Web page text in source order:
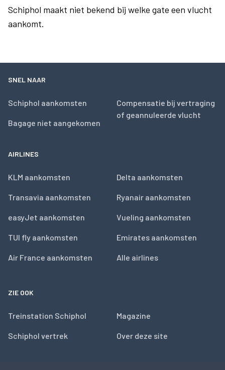
Schiphol maakt niet bekend bij welke gate een vlucht
aankomt.
SNEL NAAR
Schiphol aankomsten
Bagage niet aangekomen
Compensatie bij vertraging
of geannuleerde vlucht
AIRLINES
KLM aankomsten
Transavia aankomsten
easyJet aankomsten
TUI fly aankomsten
Air France aankomsten
Delta aankomsten
Ryanair aankomsten
Vueling aankomsten
Emirates aankomsten
Alle airlines
ZIE OOK
Treinstation Schiphol
Schiphol vertrek
Magazine
Over deze site